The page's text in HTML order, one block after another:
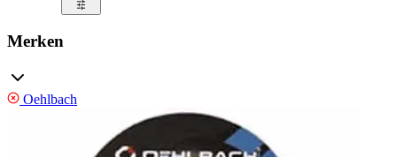
Merken
Oehlbach